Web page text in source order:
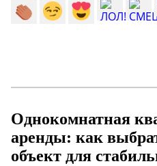
Однокомнатная
аренды: как
объект для